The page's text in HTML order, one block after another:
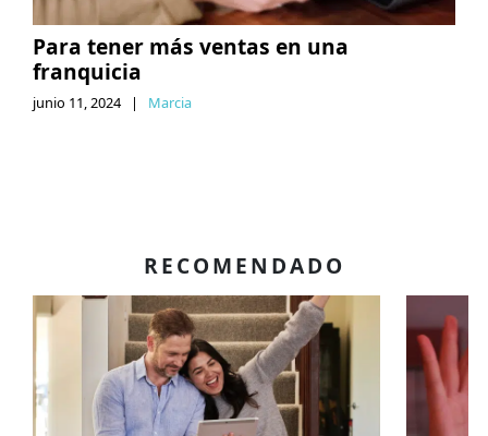
Para tener más ventas en una
franquicia
junio 11, 2024 | Marcia
RECOMENDADO